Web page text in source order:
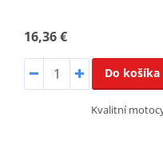
16,36 €
Do košíka
Kvalitní